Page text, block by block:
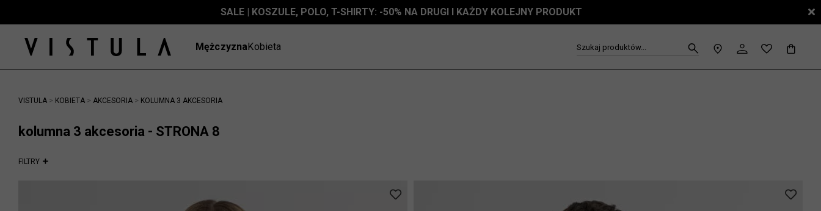
SALE | KOSZULE, POLO, T-SHIRTY: -50% NA DRUGI I KAŻDY KOLEJNY PRODUKT
MężczyznaKobieta Szukaj produktów...
VISTULA > KOBIETA > AKCESORIA > KOLUMNA 3 AKCESORIA
kolumna 3 akcesoria - STRONA 8
FILTRY